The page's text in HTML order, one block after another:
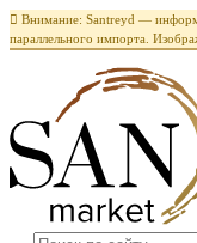
 Внимание: Santreyd —
параллельного импорта.